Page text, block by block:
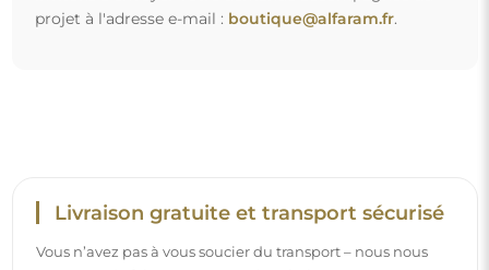
Découvrez notre processus d’emballage.